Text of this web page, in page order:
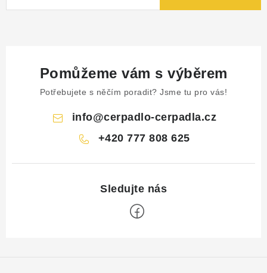
Pomůžeme vám s výběrem
Potřebujete s něčím poradit? Jsme tu pro vás!
info@cerpadlo-cerpadla.cz
+420 777 808 625